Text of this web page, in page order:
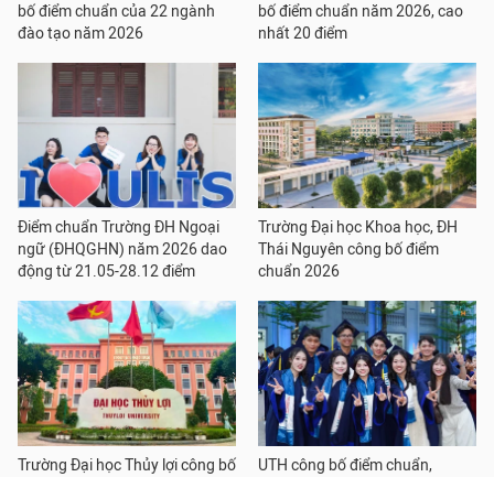
bố điểm chuẩn của 22 ngành
đào tạo năm 2026
bố điểm chuẩn năm 2026, cao
nhất 20 điểm
Điểm chuẩn Trường ĐH Ngoại
ngữ (ĐHQGHN) năm 2026 dao
động từ 21.05-28.12 điểm
Trường Đại học Khoa học, ĐH
Thái Nguyên công bố điểm
chuẩn 2026
Trường Đại học Thủy lợi công bố
UTH công bố điểm chuẩn,